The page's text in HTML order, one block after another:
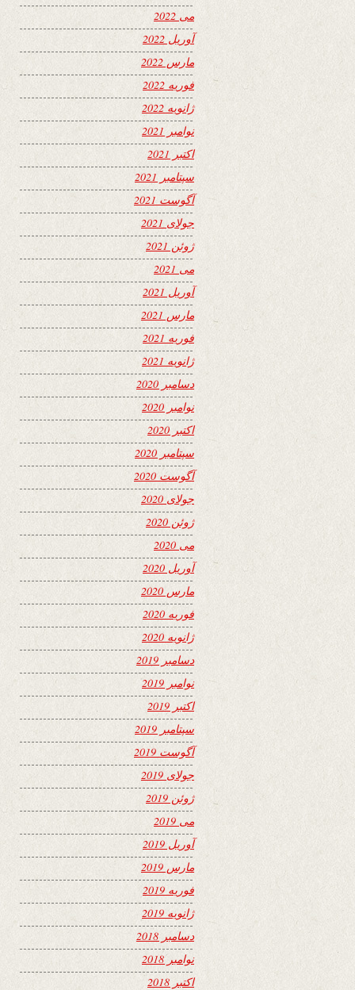
می 2022
آوریل 2022
مارس 2022
فوریه 2022
ژانویه 2022
نوامبر 2021
اکتبر 2021
سپتامبر 2021
آگوست 2021
جولای 2021
ژوئن 2021
می 2021
آوریل 2021
مارس 2021
فوریه 2021
ژانویه 2021
دسامبر 2020
نوامبر 2020
اکتبر 2020
سپتامبر 2020
آگوست 2020
جولای 2020
ژوئن 2020
می 2020
آوریل 2020
مارس 2020
فوریه 2020
ژانویه 2020
دسامبر 2019
نوامبر 2019
اکتبر 2019
سپتامبر 2019
آگوست 2019
جولای 2019
ژوئن 2019
می 2019
آوریل 2019
مارس 2019
فوریه 2019
ژانویه 2019
دسامبر 2018
نوامبر 2018
اکتبر 2018